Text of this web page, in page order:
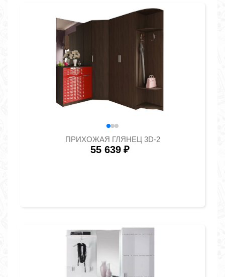
ПРИХОЖАЯ ГЛЯНЕЦ 3D-2
55 639 ₽